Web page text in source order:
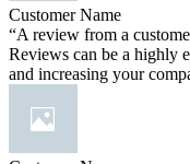
Customer Name
“A review from a
Reviews can be a highly
and increasing your